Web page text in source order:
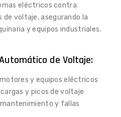
eléctricos contra
voltaje, asegurando la
y equipos industriales.
de Voltaje:
y equipos eléctricos
y picos de voltaje
y fallas